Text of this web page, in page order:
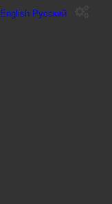
English Русский